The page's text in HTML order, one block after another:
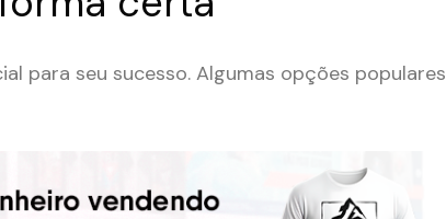
para seu sucesso. Algumas opções populares